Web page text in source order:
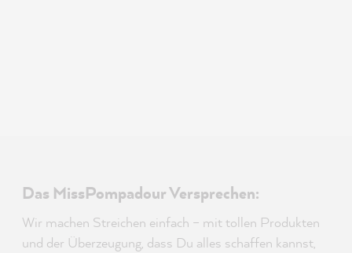
Das MissPompadour Versprechen:
Wir machen Streichen einfach – mit tollen Produkten
und der Überzeugung, dass Du alles schaffen kannst,